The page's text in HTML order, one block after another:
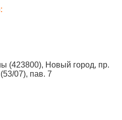
(423800), Новый город, пр.
07), пав. 7